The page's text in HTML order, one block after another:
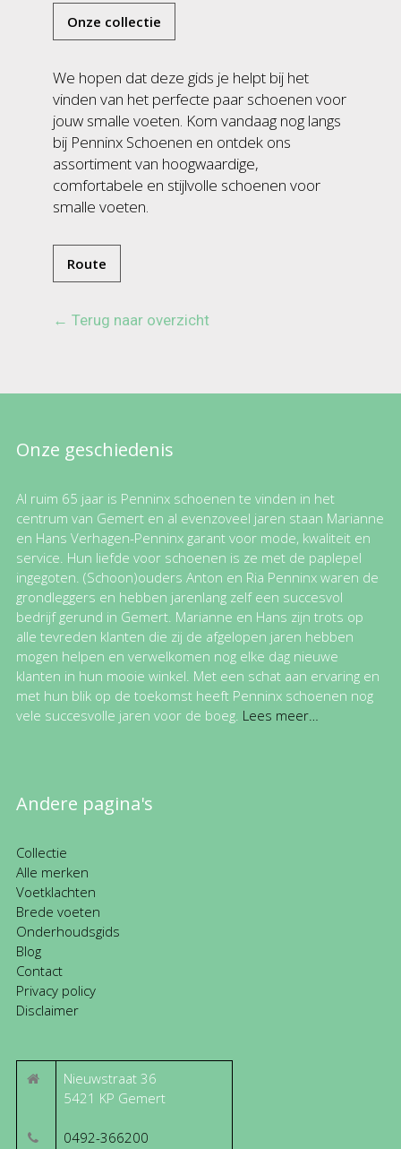
Onze collectie
We hopen dat deze gids je helpt bij het
vinden van het perfecte paar schoenen voor
jouw smalle voeten. Kom vandaag nog langs
bij Penninx Schoenen en ontdek ons
assortiment van hoogwaardige,
comfortabele en stijlvolle schoenen voor
smalle voeten.
Route
← Terug naar overzicht
Onze geschiedenis
Al ruim 65 jaar is Penninx schoenen te vinden in het
centrum van Gemert en al evenzoveel jaren staan Marianne
en Hans Verhagen-Penninx garant voor mode, kwaliteit en
service. Hun liefde voor schoenen is ze met de paplepel
ingegoten. (Schoon)ouders Anton en Ria Penninx waren de
grondleggers en hebben jarenlang zelf een succesvol
bedrijf gerund in Gemert. Marianne en Hans zijn trots op
alle tevreden klanten die zij de afgelopen jaren hebben
mogen helpen en verwelkomen nog elke dag nieuwe
klanten in hun mooie winkel. Met een schat aan ervaring en
met hun blik op de toekomst heeft Penninx schoenen nog
vele succesvolle jaren voor de boeg. Lees meer…
Andere pagina's
Collectie
Alle merken
Voetklachten
Brede voeten
Onderhoudsgids
Blog
Contact
Privacy policy
Disclaimer
Nieuwstraat 36
5421 KP Gemert
0492-366200